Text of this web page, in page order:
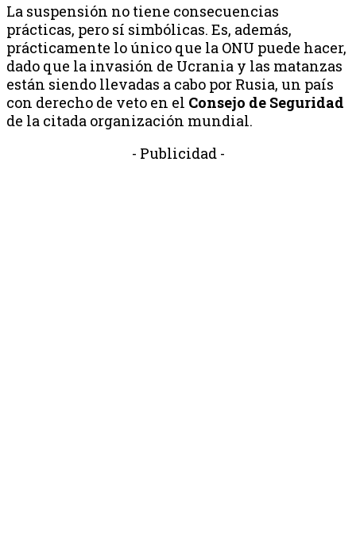
La suspensión no tiene consecuencias
prácticas, pero sí simbólicas. Es, además,
prácticamente lo único que la ONU puede hacer,
dado que la invasión de Ucrania y las matanzas
están siendo llevadas a cabo por Rusia, un país
con derecho de veto en el Consejo de Seguridad
de la citada organización mundial.
- Publicidad -